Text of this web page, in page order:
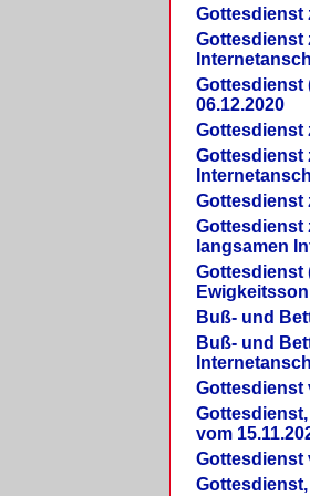
Gottesdienst
Gottesdienst
Gottesdienst
06.12.2020
Gottesdienst
Gottesdienst
Gottesdienst
Gottesdienst
langsamen
Gottesdienst
Buß- und
Buß- und
Gottesdienst
vom
Gottesdienst